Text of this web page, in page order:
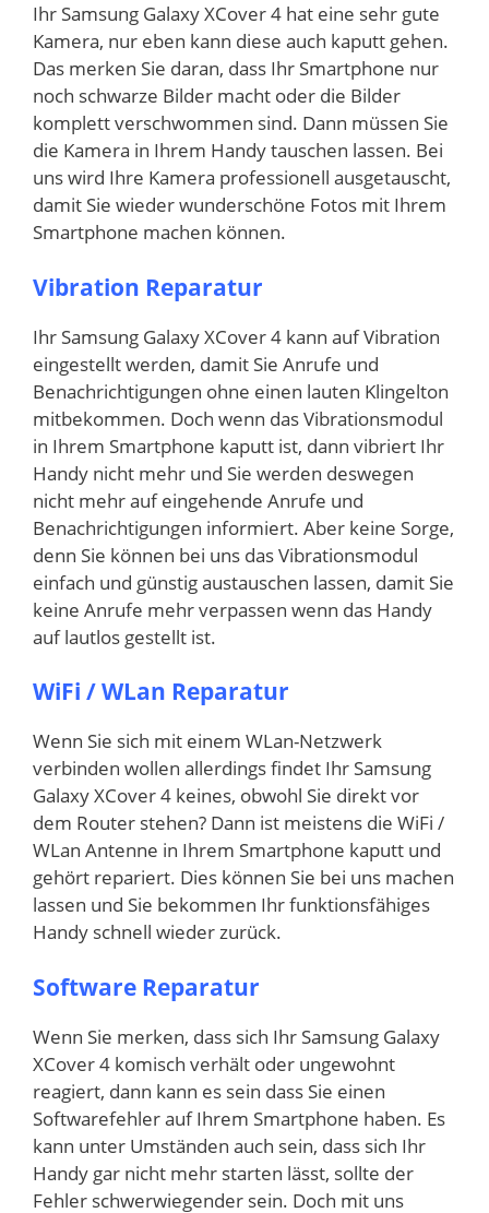
Ihr Samsung Galaxy XCover 4 hat eine sehr gute
Kamera, nur eben kann diese auch kaputt gehen.
Das merken Sie daran, dass Ihr Smartphone nur
noch schwarze Bilder macht oder die Bilder
komplett verschwommen sind. Dann müssen Sie
die Kamera in Ihrem Handy tauschen lassen. Bei
uns wird Ihre Kamera professionell ausgetauscht,
damit Sie wieder wunderschöne Fotos mit Ihrem
Smartphone machen können.
Vibration Reparatur
Ihr Samsung Galaxy XCover 4 kann auf Vibration
eingestellt werden, damit Sie Anrufe und
Benachrichtigungen ohne einen lauten Klingelton
mitbekommen. Doch wenn das Vibrationsmodul
in Ihrem Smartphone kaputt ist, dann vibriert Ihr
Handy nicht mehr und Sie werden deswegen
nicht mehr auf eingehende Anrufe und
Benachrichtigungen informiert. Aber keine Sorge,
denn Sie können bei uns das Vibrationsmodul
einfach und günstig austauschen lassen, damit Sie
keine Anrufe mehr verpassen wenn das Handy
auf lautlos gestellt ist.
WiFi / WLan Reparatur
Wenn Sie sich mit einem WLan-Netzwerk
verbinden wollen allerdings findet Ihr Samsung
Galaxy XCover 4 keines, obwohl Sie direkt vor
dem Router stehen? Dann ist meistens die WiFi /
WLan Antenne in Ihrem Smartphone kaputt und
gehört repariert. Dies können Sie bei uns machen
lassen und Sie bekommen Ihr funktionsfähiges
Handy schnell wieder zurück.
Software Reparatur
Wenn Sie merken, dass sich Ihr Samsung Galaxy
XCover 4 komisch verhält oder ungewohnt
reagiert, dann kann es sein dass Sie einen
Softwarefehler auf Ihrem Smartphone haben. Es
kann unter Umständen auch sein, dass sich Ihr
Handy gar nicht mehr starten lässt, sollte der
Fehler schwerwiegender sein. Doch mit uns